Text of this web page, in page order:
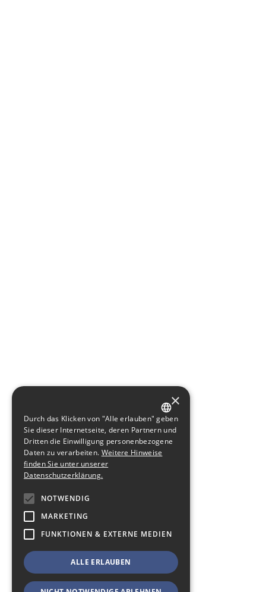
GERMAN
ENGLISH
×
Durch das Klicken von "Alle erlauben" geben
Sie dieser Internetseite, deren Partnern und
Dritten die Einwilligung personenbezogene
Daten zu verarbeiten. Weitere Hinweise
finden Sie unter unserer
Datenschutzerklärung.
NOTWENDIG
MARKETING
FUNKTIONEN & EXTERNE MEDIEN
ALLE ERLAUBEN